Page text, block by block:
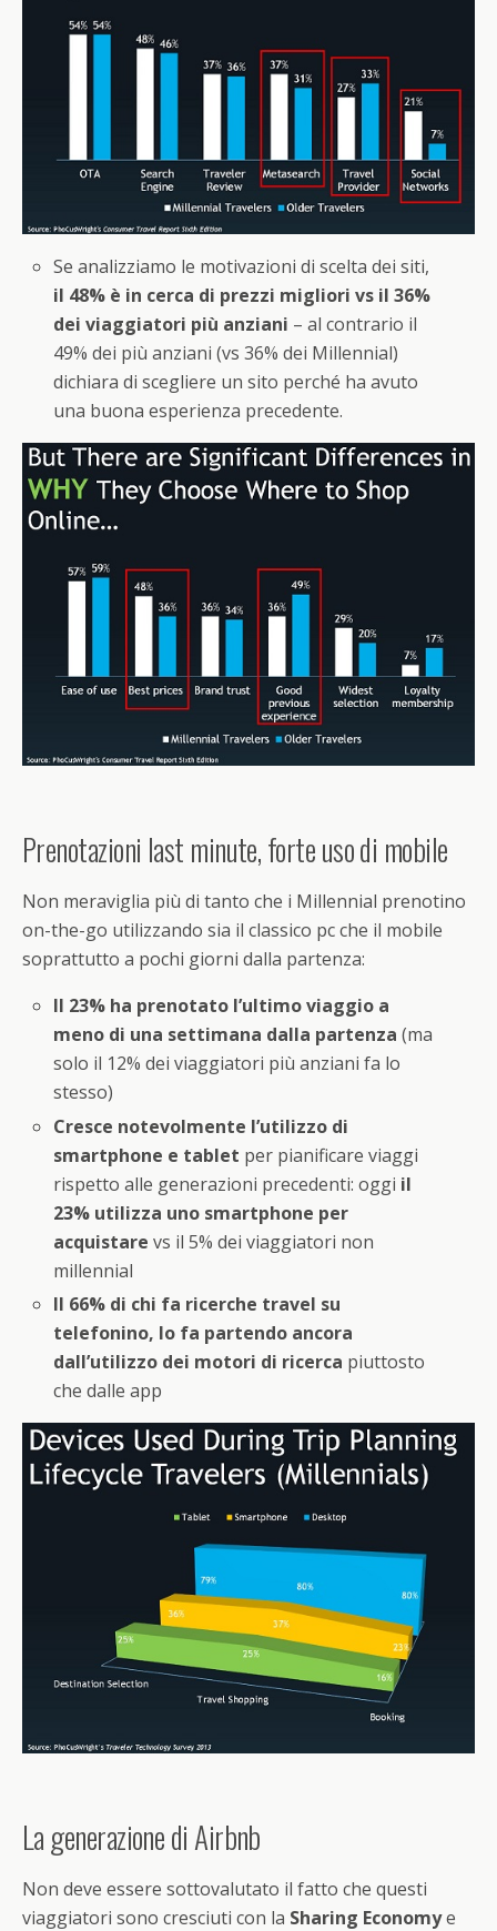
Se analizziamo le motivazioni di scelta dei siti,
il 48% è in cerca di prezzi migliori vs il 36%
dei viaggiatori più anziani – al contrario il
49% dei più anziani (vs 36% dei Millennial)
dichiara di scegliere un sito perché ha avuto
una buona esperienza precedente.
Prenotazioni last minute, forte uso di mobile
Non meraviglia più di tanto che i Millennial prenotino
on-the-go utilizzando sia il classico pc che il mobile
soprattutto a pochi giorni dalla partenza:
Il 23% ha prenotato l’ultimo viaggio a
meno di una settimana dalla partenza (ma
solo il 12% dei viaggiatori più anziani fa lo
stesso)
Cresce notevolmente l’utilizzo di
smartphone e tablet per pianificare viaggi
rispetto alle generazioni precedenti: oggi il
23% utilizza uno smartphone per
acquistare vs il 5% dei viaggiatori non
millennial
Il 66% di chi fa ricerche travel su
telefonino, lo fa partendo ancora
dall’utilizzo dei motori di ricerca piuttosto
che dalle app
La generazione di Airbnb
Non deve essere sottovalutato il fatto che questi
viaggiatori sono cresciuti con la Sharing Economye